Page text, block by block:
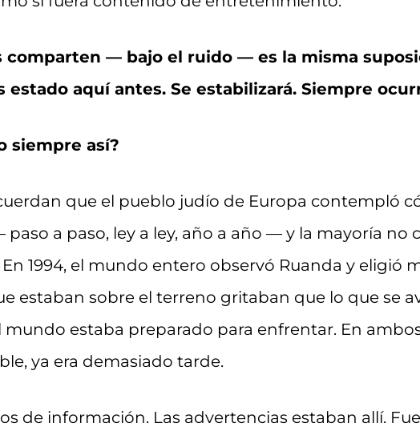
comparten — bajo el ruido — es la misma
estado aquí antes. Se estabilizará. Siempre
siempre así?
que el pueblo judío de Europa contempló
a paso, ley a ley, año a año — y la mayoría no
1994, el mundo entero observó Ruanda y eligió
estaban sobre el terreno gritaban que lo que se
estaba preparado para enfrentar. En
ya era demasiado tarde.
de información. Las advertencias estaban allí.